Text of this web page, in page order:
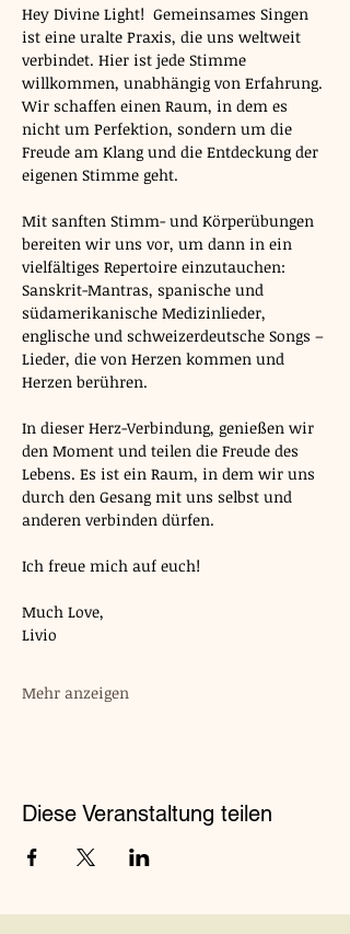
Hey Divine Light!  Gemeinsames Singen
ist eine uralte Praxis, die uns weltweit
verbindet. Hier ist jede Stimme
willkommen, unabhängig von Erfahrung.
Wir schaffen einen Raum, in dem es
nicht um Perfektion, sondern um die
Freude am Klang und die Entdeckung der
eigenen Stimme geht.
Mit sanften Stimm- und Körperübungen
bereiten wir uns vor, um dann in ein
vielfältiges Repertoire einzutauchen:
Sanskrit-Mantras, spanische und
südamerikanische Medizinlieder,
englische und schweizerdeutsche Songs –
Lieder, die von Herzen kommen und
Herzen berühren.
In dieser Herz-Verbindung, genießen wir
den Moment und teilen die Freude des
Lebens. Es ist ein Raum, in dem wir uns
durch den Gesang mit uns selbst und
anderen verbinden dürfen.
Ich freue mich auf euch!
Much Love,
Livio
Mehr anzeigen
Diese Veranstaltung teilen